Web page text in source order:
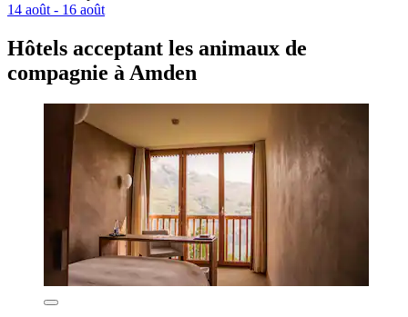
14 août - 16 août
Hôtels acceptant les animaux de
compagnie à Amden